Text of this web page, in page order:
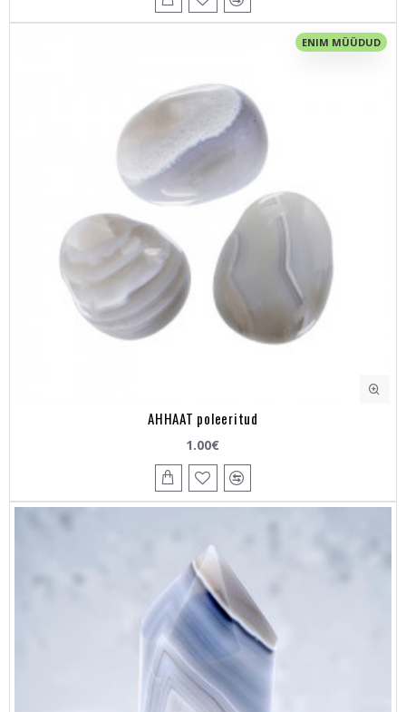
ENIM MÜÜDUD
AHHAAT poleeritud
1.00€